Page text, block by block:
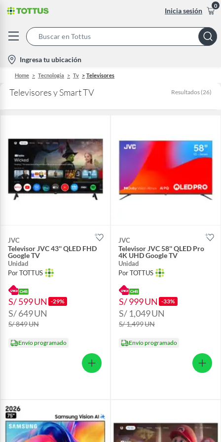
Inicia sesión
0
Bar
location-
icon
Ingresa tu ubicación
Home Tecnologia Tv Televisores
Televisores y Smart TV Resultados (26)
JVC
Televisor JVC 43'' QLED FHD
Google TV
Unidad
Por TOTTUS
S/ 599UN -29%
S/ 649UN
S/ 849UN
Envío programado
JVC
Televisor JVC 58'' QLED Pro
4K UHD Google TV
Unidad
Por TOTTUS
S/ 999UN -33%
S/ 1,049UN
S/ 1,499UN
Envío programado